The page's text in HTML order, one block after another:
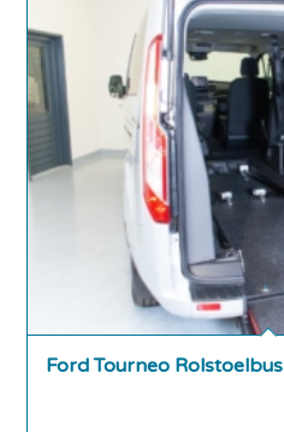
Ford Tourneo Rolstoelbus